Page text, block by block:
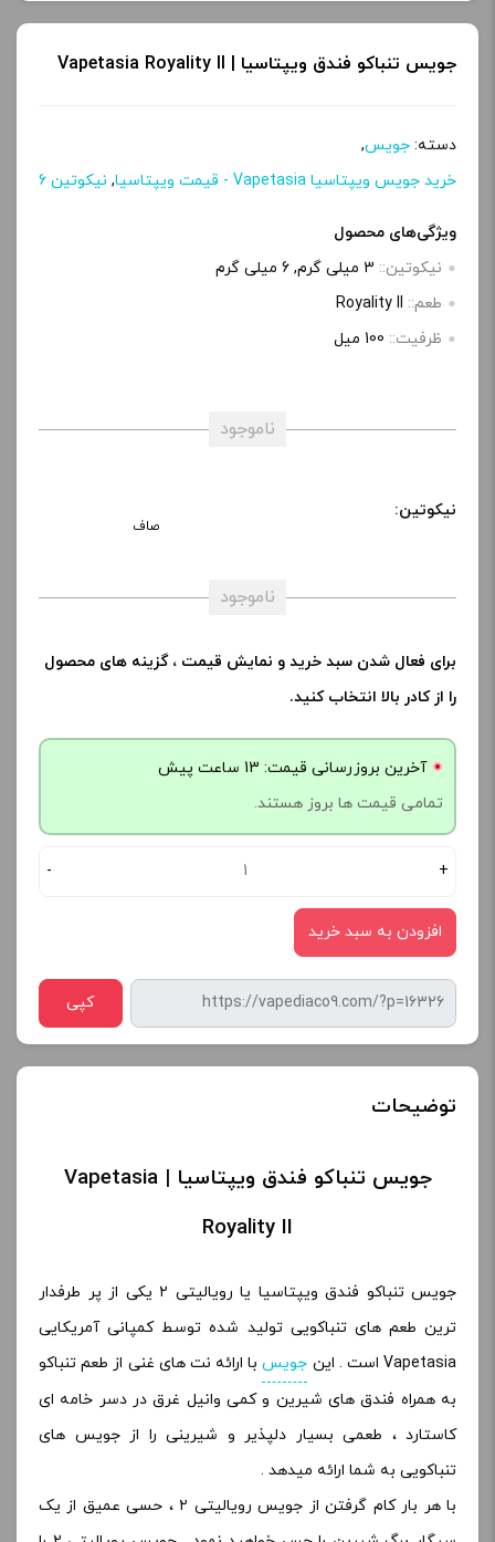
جویس تنباکو فندق ویپتاسیا | Vapetasia Royality II
دسته: جویس,
خرید جویس ویپتاسیا Vapetasia - قیمت ویپتاسیا
, نیکوتین 6
ویژگی‌های محصول
نیکوتین:: 3 میلی گرم, 6 میلی‌ گرم
طعم:: Royality II
ظرفیت:: 100 میل
ناموجود
نیکوتین:
صاف
ناموجود
برای فعال شدن سبد خرید و نمایش قیمت ، گزینه های محصول
را از کادر بالا انتخاب کنید.
آخرین بروزرسانی قیمت: 13 ساعت پیش
تمامی قیمت ها بروز هستند.
- +
افزودن به سبد خرید
کپی
توضیحات
جویس تنباکو فندق ویپتاسیا | Vapetasia
Royality II
جویس تنباکو فندق ویپتاسیا یا رویالیتی ۲ یکی از پر طرفدار
ترین طعم های تنباکویی تولید شده توسط کمپانی آمریکایی
Vapetasia است . این
جویسبا ارائه نت های غنی از طعم تنباکو
به همراه فندق های شیرین و کمی وانیل غرق در دسر خامه ای
کاستارد ، طعمی بسیار دلپذیر و شیرینی را از جویس های
تنباکویی به شما ارائه میدهد .
با هر بار کام گرفتن از جویس رویالیتی ۲ ، حسی عمیق از یک